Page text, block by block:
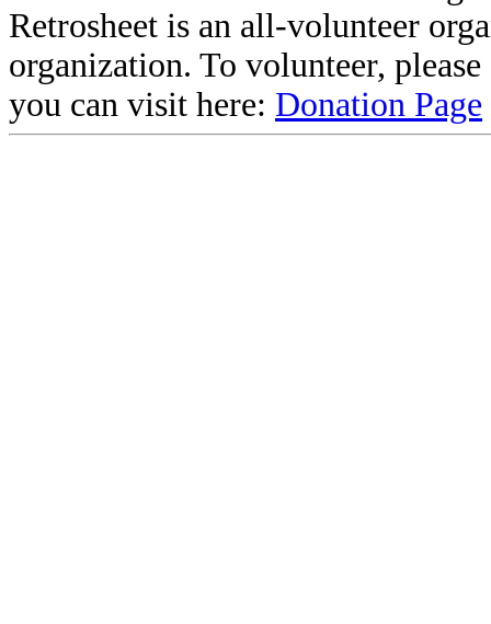
Retrosheet is an all-volunteer
organization. To volunteer,
you can visit here: Donation Page